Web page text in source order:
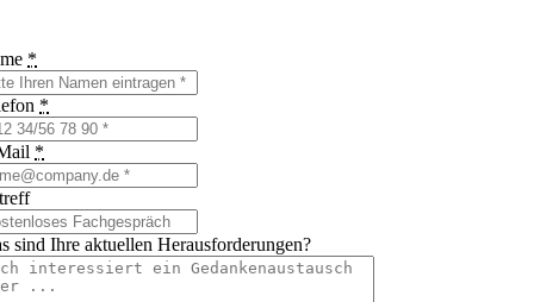
*
*
*
sind Ihre aktuellen Herausforderungen?